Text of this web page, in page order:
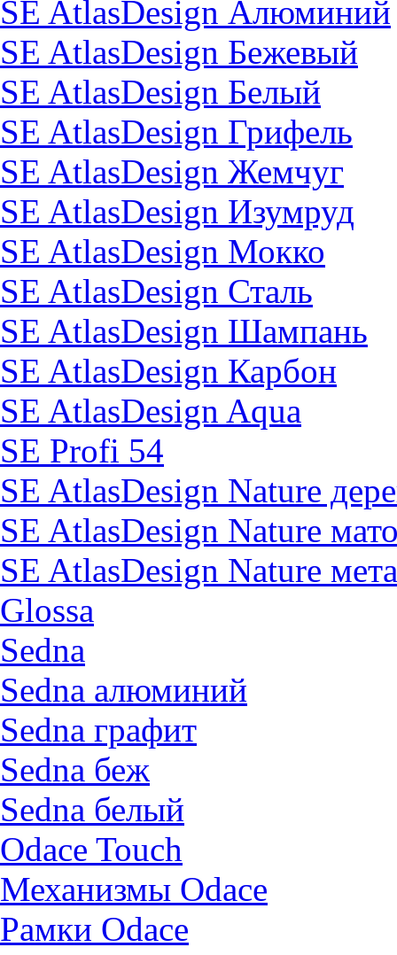
SE AtlasDesign Алюминий
SE AtlasDesign Бежевый
SE AtlasDesign Белый
SE AtlasDesign Грифель
SE AtlasDesign Жемчуг
SE AtlasDesign Изумруд
SE AtlasDesign Мокко
SE AtlasDesign Сталь
SE AtlasDesign Шампань
SE AtlasDesign Карбон
SE AtlasDesign Aqua
SE Profi 54
SE AtlasDesign Nature
SE AtlasDesign Nature
SE AtlasDesign Nature
Glossa
Sedna
Sedna алюминий
Sedna графит
Sedna беж
Sedna белый
Odace Touch
Механизмы Odace
Рамки Odace